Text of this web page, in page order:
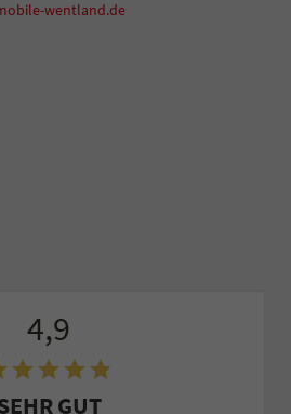
wentland.de
4,9
GUT